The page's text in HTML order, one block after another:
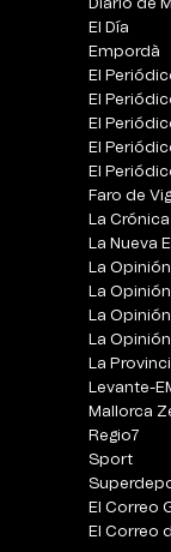
Diario de
El Día
Empordà
El
El
El
El
El
Faro de
La
La Nueva
La
La
La
La
La
Levante-
Mallorca
Regio7
Sport
El Correo
El Correo